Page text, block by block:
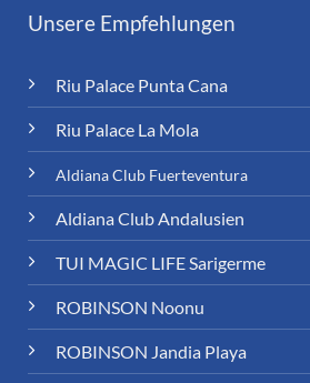
Unsere Empfehlungen
Riu Palace Punta Cana
Riu Palace La Mola
Aldiana Club Fuerteventura
Aldiana Club Andalusien
TUI MAGIC LIFE Sarigerme
ROBINSON Noonu
ROBINSON Jandia Playa